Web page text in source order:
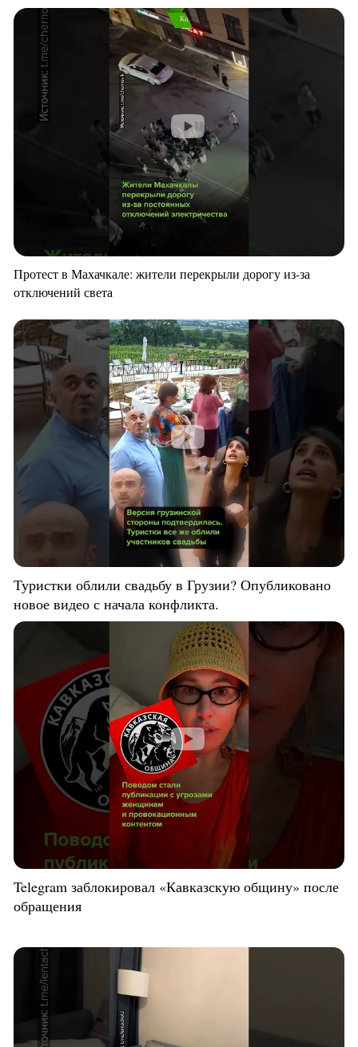
Протест в Махачкале: жители перекрыли дорогу из-за
отключений света
Туристки облили свадьбу в Грузии? Опубликовано
новое видео с начала конфликта.
Telegram заблокировал «Кавказскую общину» после
обращения